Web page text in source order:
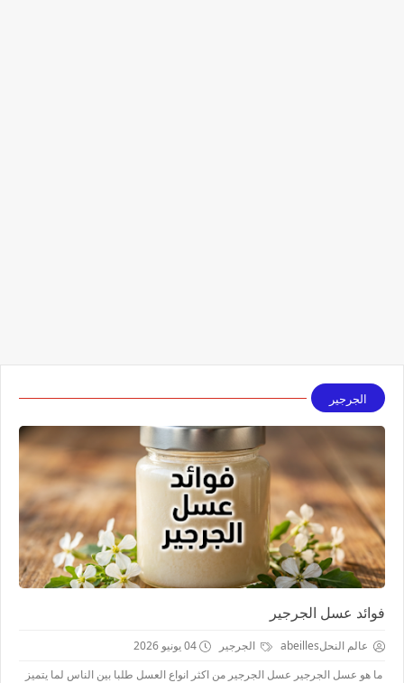
الجرجير
فوائد عسل الجرجير
عالم النحلabeilles الجرجير
04 يونيو 2026
ما هو عسل الجرجير عسل الجرجير من اكثر انواع العسل طلبا بين الناس لما يتميز